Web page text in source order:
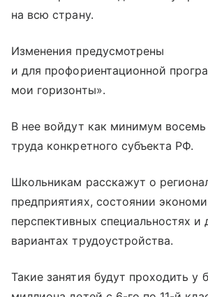
на всю страну.
Изменения предусмотрены
и для профориентационной
мои горизонты».
В нее войдут как минимум
труда конкретного субъекта РФ.
Школьникам расскажут о
предприятиях, состоянии
перспективных специальностях и
вариантах трудоустройства.
Такие занятия будут проходить у